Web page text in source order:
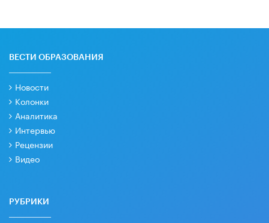
ВЕСТИ ОБРАЗОВАНИЯ
Новости
Колонки
Аналитика
Интервью
Рецензии
Видео
РУБРИКИ